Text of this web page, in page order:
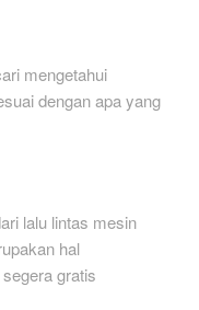
mengetahui
dengan apa yang
lalu lintas mesin
hal
gratis